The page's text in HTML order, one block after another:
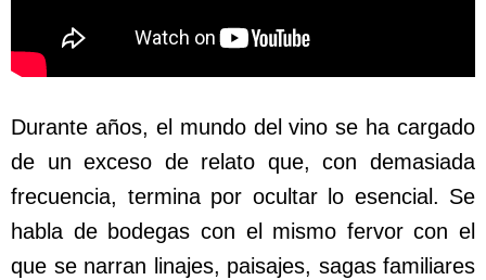
Durante años, el mundo del vino se ha cargado
de un exceso de relato que, con demasiada
frecuencia, termina por ocultar lo esencial. Se
habla de bodegas con el mismo fervor con el
que se narran linajes, paisajes, sagas familiares